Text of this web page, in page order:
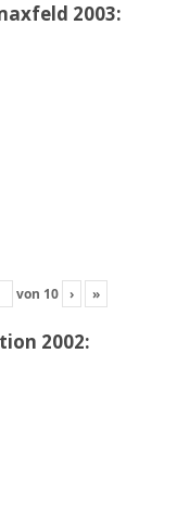
2003:
von 10 › »
2002: